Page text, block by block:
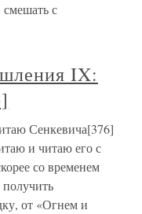
смешать с
IX:
Сенкевича[376]
и читаю его с
со временем
от «Огнем и